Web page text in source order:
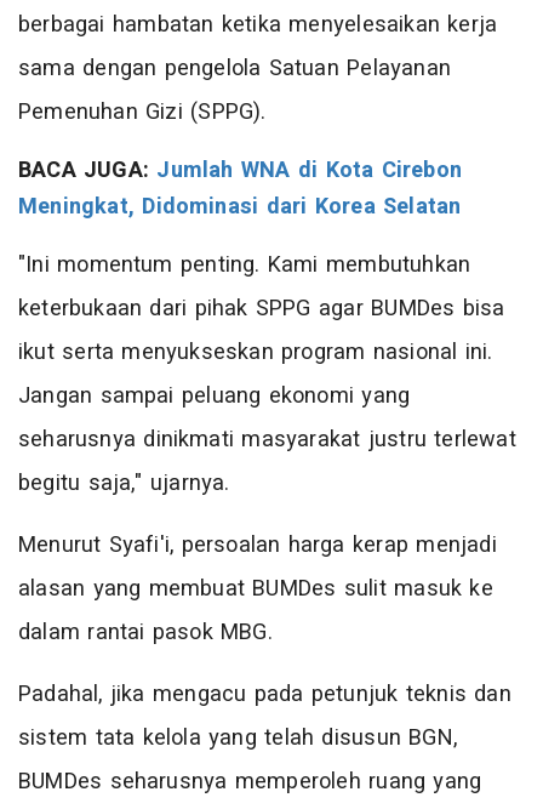
berbagai hambatan ketika menyelesaikan kerja
sama dengan pengelola Satuan Pelayanan
Pemenuhan Gizi (SPPG).
BACA JUGA: Jumlah WNA di Kota Cirebon
Meningkat, Didominasi dari Korea Selatan
"Ini momentum penting. Kami membutuhkan
keterbukaan dari pihak SPPG agar BUMDes bisa
ikut serta menyukseskan program nasional ini.
Jangan sampai peluang ekonomi yang
seharusnya dinikmati masyarakat justru terlewat
begitu saja," ujarnya.
Menurut Syafi'i, persoalan harga kerap menjadi
alasan yang membuat BUMDes sulit masuk ke
dalam rantai pasok MBG.
Padahal, jika mengacu pada petunjuk teknis dan
sistem tata kelola yang telah disusun BGN,
BUMDes seharusnya memperoleh ruang yang